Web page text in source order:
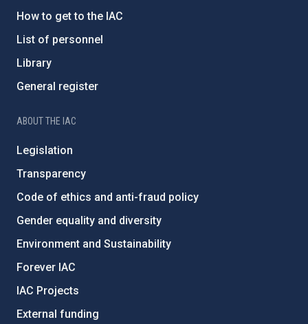
How to get to the IAC
List of personnel
Library
General register
ABOUT THE IAC
Legislation
Transparency
Code of ethics and anti-fraud policy
Gender equality and diversity
Environment and Sustainability
Forever IAC
IAC Projects
External funding